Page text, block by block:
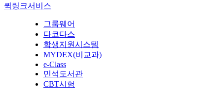
퀵링크서비스
그룹웨어
다코다스
학생지원시스템
MYDEX(비교과)
e-Class
민석도서관
CBT시험